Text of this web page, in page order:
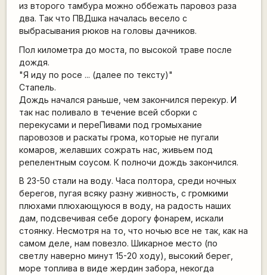
из второго тамбура можно оббежать паровоз раза
два. Так что ПВДшка началась весело с
выбрасывания рюков на головы дачников.
Пол километра до моста, по высокой траве после
дождя.
"Я иду по росе ... (далее по тексту)"
Стапель.
Дождь начался раньше, чем закончился перекур. И
так нас поливало в течение всей сборки с
перекусами и переПивами под громыхание
паровозов и раскаты грома, которые не пугали
комаров, желавших сожрать нас, живьем под
репелентным соусом. К полночи дождь закончился.
В 23-50 стали на воду. Часа полтора, среди ночных
берегов, пугая всяку разну живность, с громкими
плюхами плюхающуюся в воду, на радость наших
дам, подсвечивая себе дорогу фонарем, искали
стоянку. Несмотря на то, что ночью все не так, как на
самом деле, нам повезло. Шикарное место (по
светлу наверно минут 15-20 ходу), высокий берег,
море топлива в виде жердин забора, некогда